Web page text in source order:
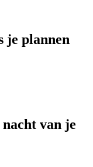
je plannen
van je